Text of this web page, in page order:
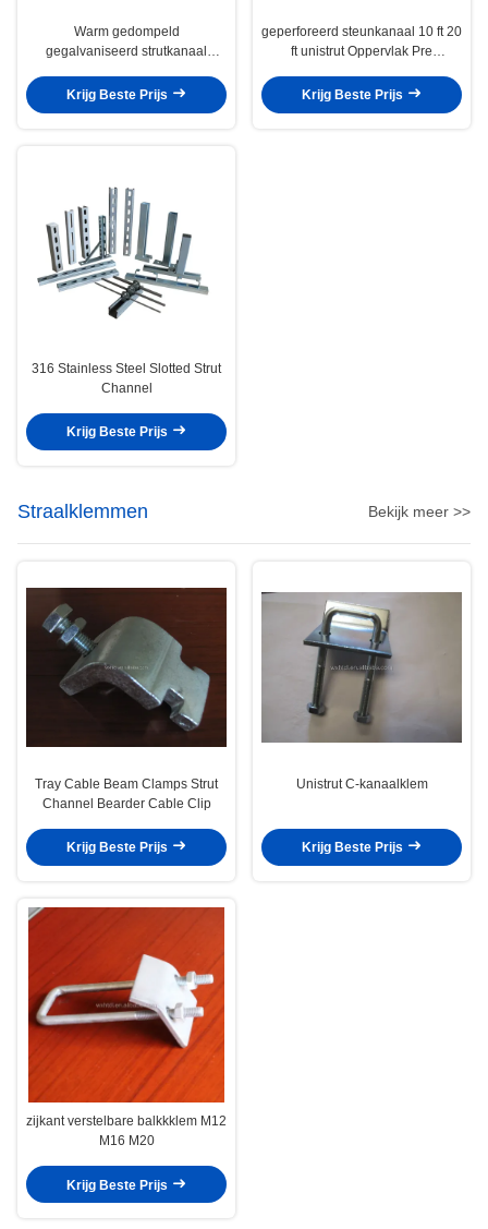
Warm gedompeld
gegalvaniseerd strutkanaal
koolstofstaalprofiel C-kanaal
Krijg Beste Prijs
geperforeerd steunkanaal 10 ft 20
ft unistrut Oppervlak Pre
Q235
Krijg Beste Prijs
316 Stainless Steel Slotted Strut
Channel
Krijg Beste Prijs
Straalklemmen Bekijk meer >>
Tray Cable Beam Clamps Strut
Channel Bearder Cable Clip
Krijg Beste Prijs
Unistrut C-kanaalklem
Krijg Beste Prijs
zijkant verstelbare balkkklem M12
M16 M20
Krijg Beste Prijs